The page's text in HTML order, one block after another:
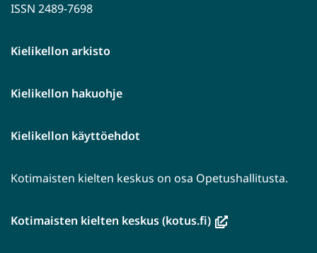
ISSN 2489-7698
Kielikellon arkisto
Kielikellon hakuohje
Kielikellon käyttöehdot
Kotimaisten kielten keskus on osa Opetushallitusta.
Kotimaisten kielten keskus (kotus.fi)(avautuu